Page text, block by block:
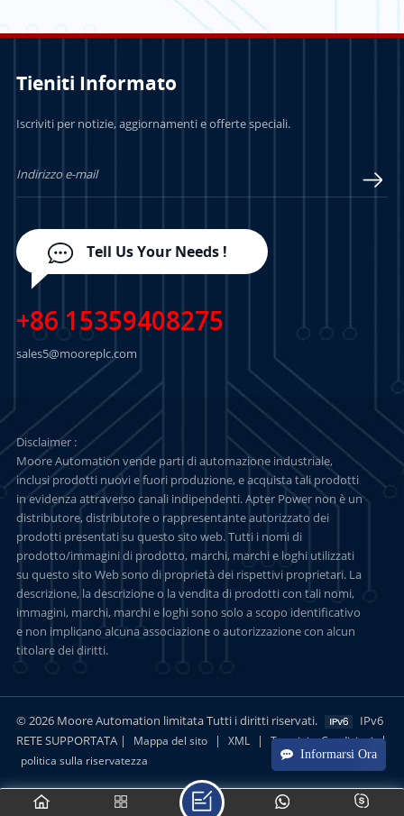
Informarsi Ora
Tieniti Informato
Iscriviti per notizie, aggiornamenti e offerte speciali.
Tell Us Your Needs !
+86 15359408275
sales5@mooreplc.com
Disclaimer :
Moore Automation vende parti di automazione industriale,
inclusi prodotti nuovi e fuori produzione, e acquista tali prodotti
in evidenza attraverso canali indipendenti. Apter Power non è un
distributore, distributore o rappresentante autorizzato dei
prodotti presentati su questo sito web. Tutti i nomi di
prodotto/immagini di prodotto, marchi, marchi e loghi utilizzati
su questo sito Web sono di proprietà dei rispettivi proprietari. La
descrizione, la descrizione o la vendita di prodotti con tali nomi,
immagini, marchi, marchi e loghi sono solo a scopo identificativo
e non implicano alcuna associazione o autorizzazione con alcun
titolare dei diritti.
© 2026 Moore Automation limitata Tutti i diritti riservati.
IPv6
RETE SUPPORTATA |
Mappa del sito | XML | Termini e Condizioni |
politica sulla riservatezza